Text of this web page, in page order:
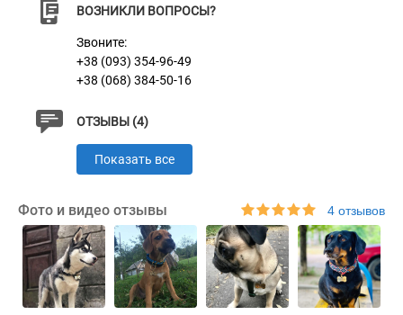
ВОЗНИКЛИ ВОПРОСЫ?
Звоните:
+38 (093) 354-96-49
+38 (068) 384-50-16
ОТЗЫВЫ (4)
Показать все
Фото и видео отзывы 4 отзывов